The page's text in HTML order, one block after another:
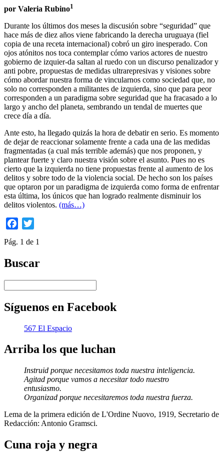
por Valeria Rubino1
Durante los últimos dos meses la discusión sobre “seguridad” que
hace más de diez años viene fabricando la derecha uruguaya (fiel
copia de una receta internacional) cobró un giro inesperado. Con
ojos atónitos nos toca contemplar cómo varios actores de nuestro
gobierno de izquier-da saltan al ruedo con un discurso penalizador y
anti pobre, propuestas de medidas ultrarepresivas y visiones sobre
cómo abordar nuestra forma de vincularnos como sociedad que, no
solo no corresponden a militantes de izquierda, sino que para peor
corresponden a un paradigma sobre seguridad que ha fracasado a lo
largo y ancho del planeta, sembrando un tendal de muertes que
crece día a día.
Ante esto, ha llegado quizás la hora de debatir en serio. Es momento
de dejar de reaccionar solamente frente a cada una de las medidas
fragmentadas (a cual más terrible además) que nos proponen, y
plantear fuerte y claro nuestra visión sobre el asunto. Pues no es
cierto que la izquierda no tiene propuestas frente al aumento de los
delitos y sobre todo de la violencia social. De hecho son los países
que optaron por un paradigma de izquierda como forma de enfrentar
esta última, los únicos que han logrado realmente disminuir los
delitos violentos. (más…)
Facebook
Pág. 1 de 1
Buscar
Síguenos en Facebook
567 El Espacio
Arriba los que luchan
Instruid porque necesitamos toda nuestra inteligencia.
Agitad porque vamos a necesitar todo nuestro
entusiasmo.
Organizad porque necesitaremos toda nuestra fuerza.
Lema de la primera edición de L'Ordine Nuovo, 1919, Secretario de
Redacción: Antonio Gramsci.
Cuna roja y negra